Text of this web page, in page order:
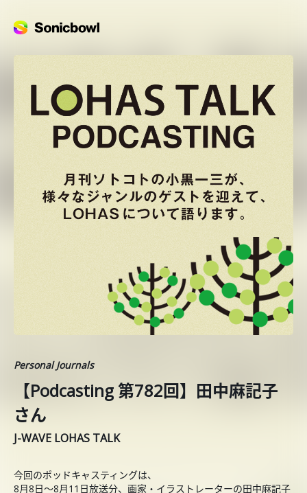
Personal Journals
【Podcasting 第782回】田中麻記子
さん
J-WAVE LOHAS TALK
今回のポッドキャスティングは、
8月8日〜8月11日放送分、画家・イラストレーターの田中麻記子